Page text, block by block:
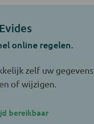
online regelen.
zelf uw gegevens
of wijzigen.
bereikbaar